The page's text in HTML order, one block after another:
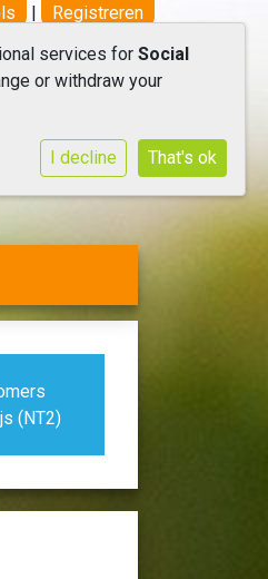
| Registreren
(NT2)
services for Social
or withdraw your
I decline That's ok